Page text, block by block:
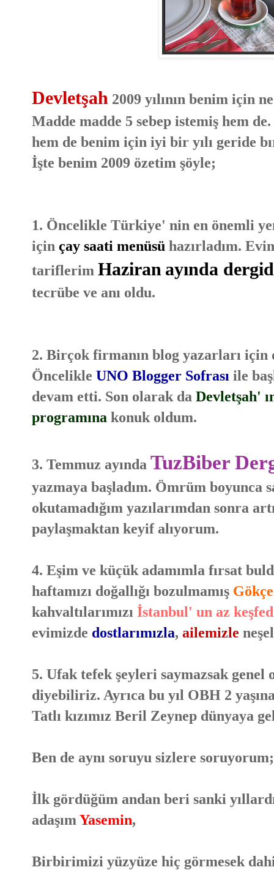
Devletşah 2009 yılının benim için
Madde madde 5 sebep istemiş hem
hem de benim için iyi bir yılı geride
İşte benim 2009 özetim şöyle;
1. Öncelikle Türkiye' nin en önemli
için çay saati menüsü hazırladım.
tariflerim Haziran ayında
tecrübe ve anı oldu.
2. Birçok firmanın blog yazarları
Öncelikle UNO Blogger Sofrası ile
devam etti. Son olarak da Devletşah'
programına konuk oldum.
3. Temmuz ayında TuzBiber
yazmaya başladım. Ömrüm boyunca
okutamadığım yazılarımdan sonra
paylaşmaktan keyif alıyorum.
4. Eşim ve küçük adamımla fırsat
haftamızı doğallığı bozulmamış
kahvaltılarımızı İstanbul' un az
evimizde dostlarımızla, ailemizle
5. Ufak tefek şeyleri saymazsak
diyebiliriz. Ayrıca bu yıl OBH 2
Tatlı kızımız Beril Zeynep dünyaya
Ben de aynı soruyu sizlere soruyorum;
İlk gördüğüm andan beri sanki
adaşım Yasemin,
Birbirimizi yüzyüze hiç görmesek